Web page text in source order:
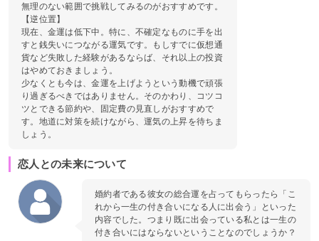
無理のない範囲で挑戦してみるのがおすすめです。
【逆位置】
現在、金運は低下中。特に、不確定なものに手を出
すと銭失いにつながる運気です。もしすでに仮想通
貨など失敗した経験があるならば、それ以上の投資
はやめておきましょう。
少なくとも今は、金運を上げようという動機で頑張
り過ぎるべきではありません。そのかわり、コツコ
ツとできる節約や、固定費の見直しがおすすめで
す。地道に対策を続けながら、運気の上昇を待ちま
しょう。
恋人との未来について
婚約者である彼女の総合運を占ってもらったら「こ
れから一生の付き合いになる人に出会う」といった
内容でした。つまり既に出会っている私とは一生の
付き合いにはならないということなのでしょうか？